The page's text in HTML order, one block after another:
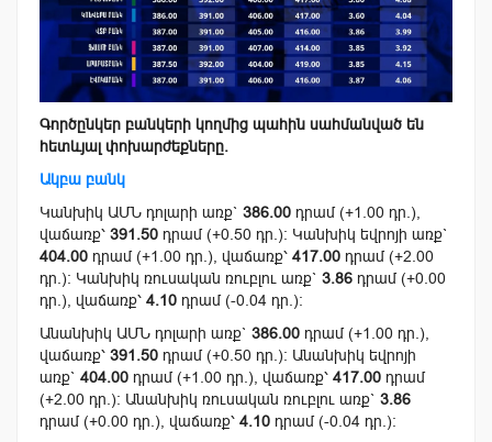
Գործընկեր բանկերի կողմից պահին սահմանված են
հետևյալ փոխարժեքները.
Ակբա բանկ
Կանխիկ ԱՄՆ դոլարի առք` 386.00 դրամ (+1.00 դր.),
վաճառք՝ 391.50 դրամ (+0.50 դր.): Կանխիկ եվրոյի առք`
404.00 դրամ (+1.00 դր.), վաճառք՝ 417.00 դրամ (+2.00
դր.): Կանխիկ ռուսական ռուբլու առք` 3.86 դրամ (+0.00
դր.), վաճառք՝ 4.10 դրամ (-0.04 դր.):
Անանխիկ ԱՄՆ դոլարի առք` 386.00 դրամ (+1.00 դր.),
վաճառք՝ 391.50 դրամ (+0.50 դր.): Անանխիկ եվրոյի
առք` 404.00 դրամ (+1.00 դր.), վաճառք՝ 417.00 դրամ
(+2.00 դր.): Անանխիկ ռուսական ռուբլու առք` 3.86
դրամ (+0.00 դր.), վաճառք՝ 4.10 դրամ (-0.04 դր.):